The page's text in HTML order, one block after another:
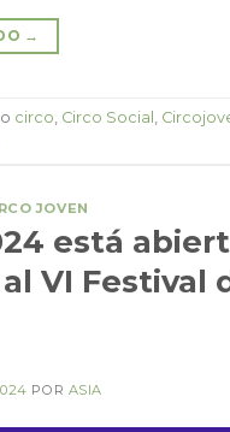
→
circo, Circo Social ,
JOVEN
está
VI Festival
POR ASIA